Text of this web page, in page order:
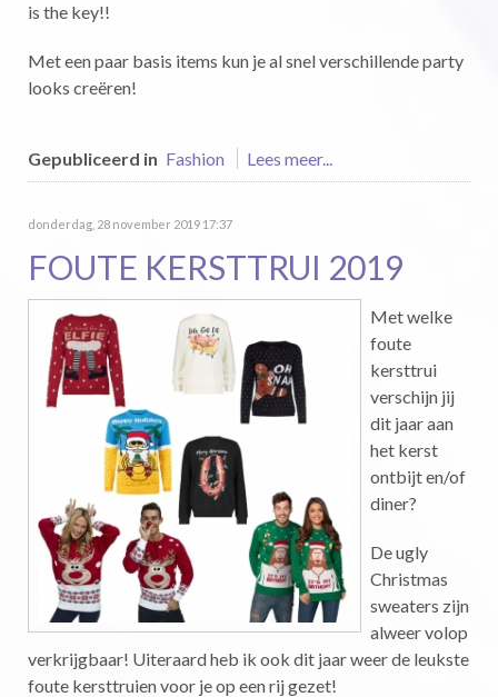
is the key!!
Met een paar basis items kun je al snel verschillende party
looks creëren!
Gepubliceerd in Fashion Lees meer...
donderdag, 28 november 2019 17:37
FOUTE KERSTTRUI 2019
Met welke
foute
kersttrui
verschijn jij
dit jaar aan
het kerst
ontbijt en/of
diner?
De ugly
Christmas
sweaters zijn
alweer volop
verkrijgbaar! Uiteraard heb ik ook dit jaar weer de leukste
foute kersttruien voor je op een rij gezet!